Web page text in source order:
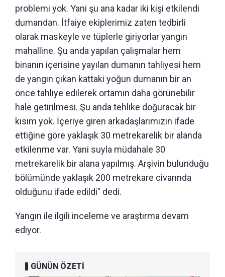
problemi yok. Yani şu ana kadar iki kişi etkilendi
dumandan. İtfaiye ekiplerimiz zaten tedbirli
olarak maskeyle ve tüplerle giriyorlar yangın
mahalline. Şu anda yapılan çalışmalar hem
binanın içerisine yayılan dumanın tahliyesi hem
de yangın çıkan kattaki yoğun dumanın bir an
önce tahliye edilerek ortamın daha görünebilir
hale getirilmesi. Şu anda tehlike doğuracak bir
kısım yok. İçeriye giren arkadaşlarımızın ifade
ettiğine göre yaklaşık 30 metrekarelik bir alanda
etkilenme var. Yani suyla müdahale 30
metrekarelik bir alana yapılmış. Arşivin bulunduğu
bölümünde yaklaşık 200 metrekare civarında
olduğunu ifade edildi" dedi.
Yangın ile ilgili inceleme ve araştırma devam
ediyor.
GÜNÜN ÖZETİ